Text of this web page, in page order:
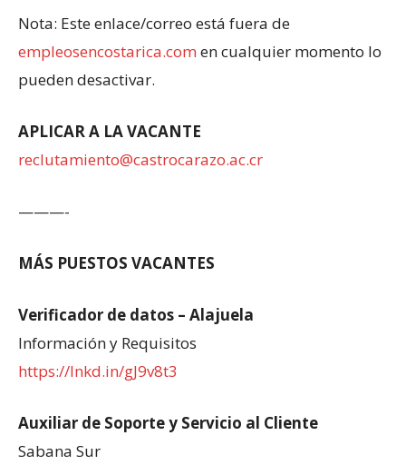
Nota: Este enlace/correo está fuera de
empleosencostarica.com en cualquier momento lo
pueden desactivar.
APLICAR A LA VACANTE
reclutamiento@castrocarazo.ac.cr
———-
MÁS PUESTOS VACANTES
Verificador de datos – Alajuela
Información y Requisitos
https://lnkd.in/gJ9v8t3
Auxiliar de Soporte y Servicio al Cliente
Sabana Sur